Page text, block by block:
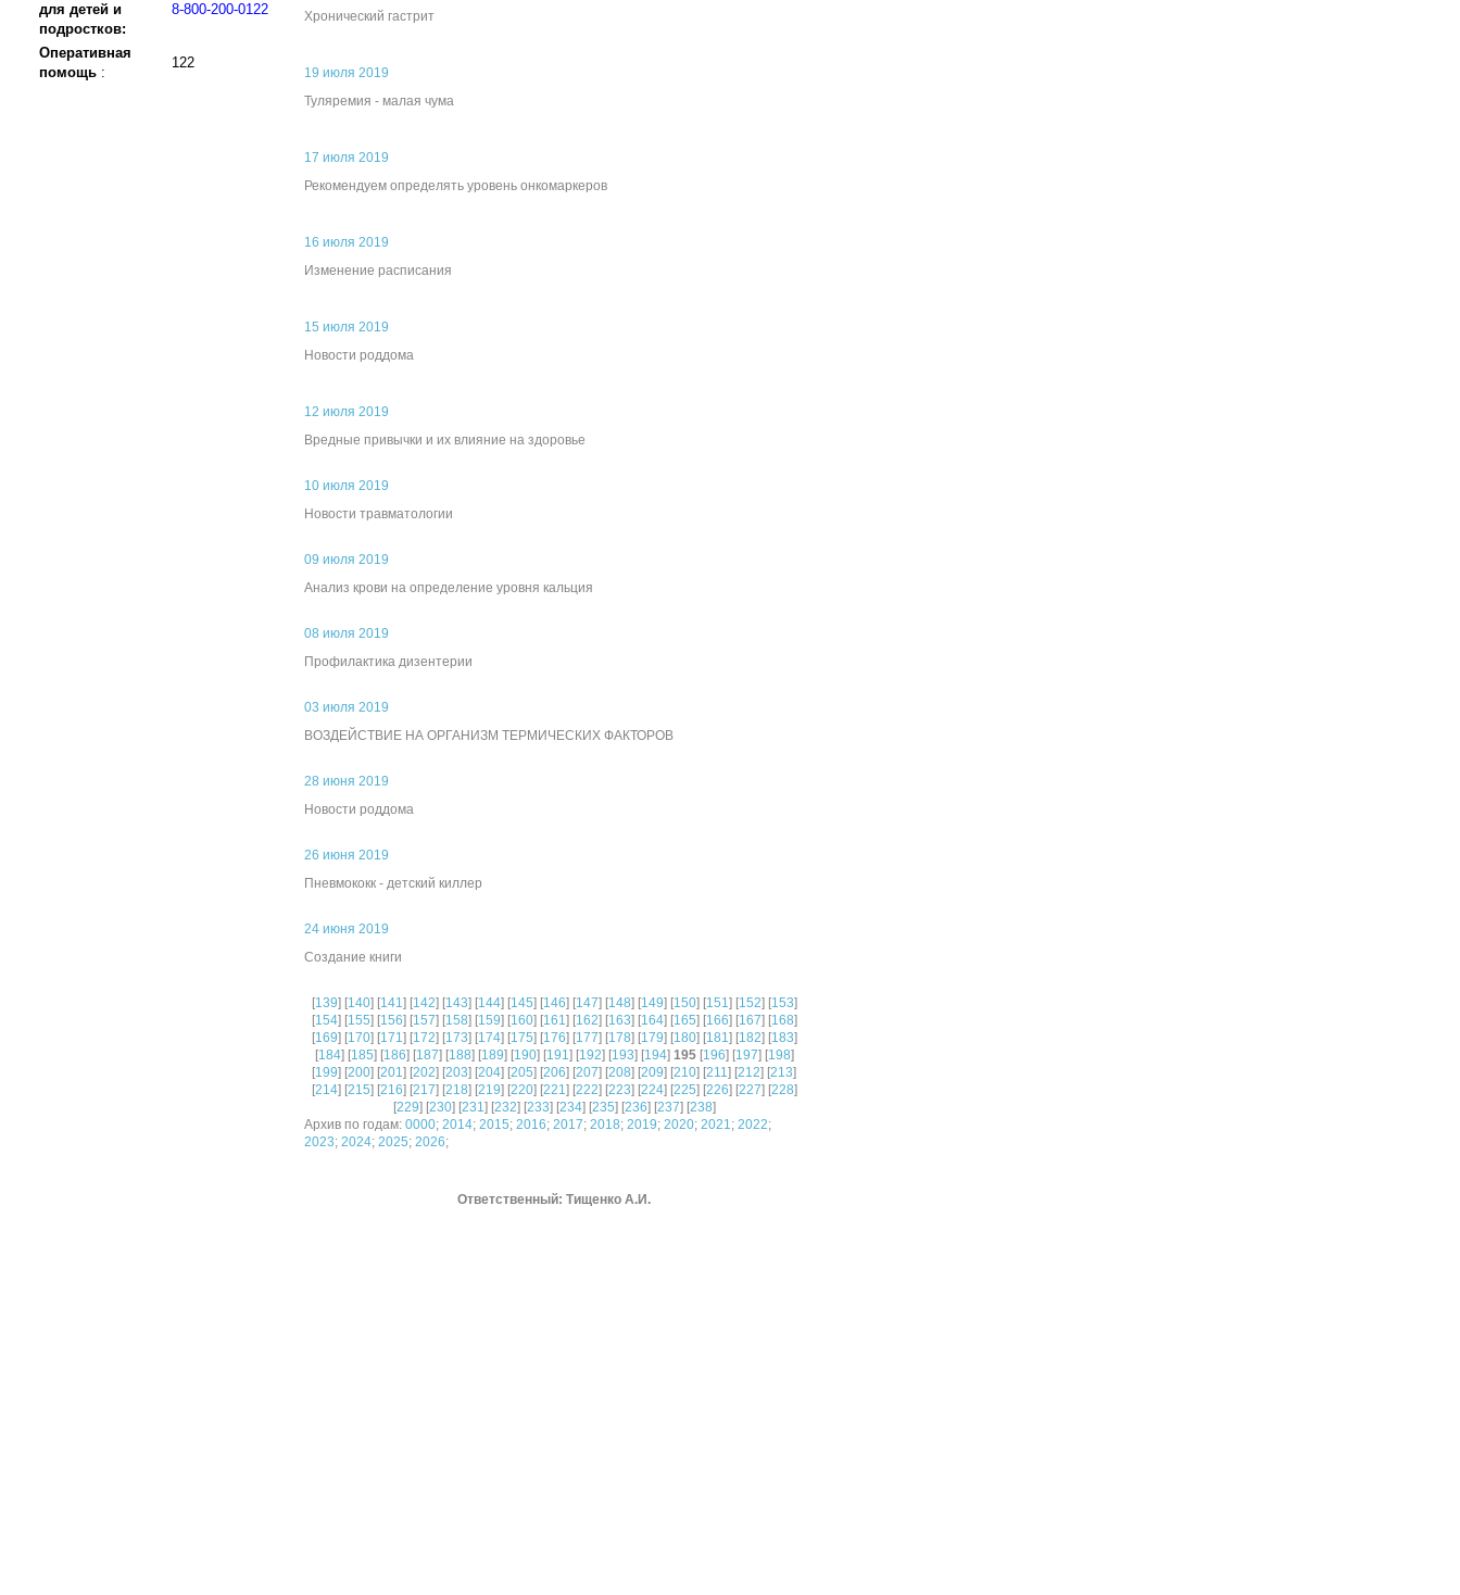
для детей и
подростков:
8-800-200-0122
Оперативная
помощь :
122
Хронический гастрит
19 июля 2019
Туляремия - малая чума
17 июля 2019
Рекомендуем определять уровень онкомаркеров
16 июля 2019
Изменение расписания
15 июля 2019
Новости роддома
12 июля 2019
Вредные привычки и их влияние на здоровье
10 июля 2019
Новости травматологии
09 июля 2019
Анализ крови на определение уровня кальция
08 июля 2019
Профилактика дизентерии
03 июля 2019
ВОЗДЕЙСТВИЕ НА ОРГАНИЗМ ТЕРМИЧЕСКИХ ФАКТОРОВ
28 июня 2019
Новости роддома
26 июня 2019
Пневмококк - детский киллер
24 июня 2019
Создание книги
[139] [140] [141] [142] [143] [144] [145] [146] [147] [148] [149] [150] [151] [152] [153]
[154] [155] [156] [157] [158] [159] [160] [161] [162] [163] [164] [165] [166] [167] [168]
[169] [170] [171] [172] [173] [174] [175] [176] [177] [178] [179] [180] [181] [182] [183]
[184] [185] [186] [187] [188] [189] [190] [191] [192] [193] [194] 195[196] [197] [198]
[199] [200] [201] [202] [203] [204] [205] [206] [207] [208] [209] [210] [211] [212] [213]
[214] [215] [216] [217] [218] [219] [220] [221] [222] [223] [224] [225] [226] [227] [228]
[229] [230] [231] [232] [233] [234] [235] [236] [237] [238]
Архив по годам: 0000; 2014; 2015; 2016; 2017; 2018; 2019; 2020; 2021; 2022;
2023; 2024; 2025; 2026;
Ответственный: Тищенко А.И.